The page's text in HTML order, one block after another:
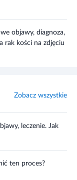
objawy, diagnoza,
rak kości na zdjęciu
Zobacz wszystkie
leczenie. Jak
ten proces?